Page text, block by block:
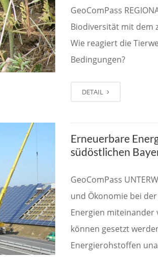
GeoComPass
Biodiversität mit dem
Wie reagiert die
Bedingungen?
DETAIL
Erneuerbare
südöstlichen
GeoComPass
und Ökonomie bei
Energien miteinander
können gesetzt
Energierohstoffen